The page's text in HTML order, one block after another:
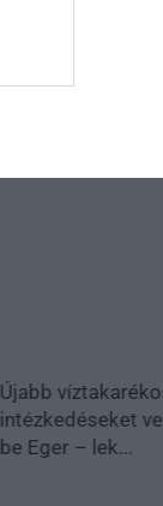
Újabb
intézkedéseket
be Eger – lek...